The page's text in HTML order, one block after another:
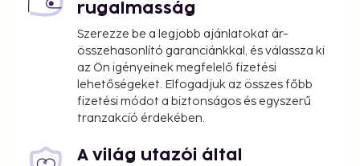
rugalmasság
Szerezze be a legjobb ajánlatokat ár-
összehasonlító garanciánkkal, és válassza ki
az Ön igényeinek megfelelő fizetési
lehetőségeket. Elfogadjuk az összes főbb
fizetési módot a biztonságos és egyszerű
tranzakció érdekében.
A világ utazói által